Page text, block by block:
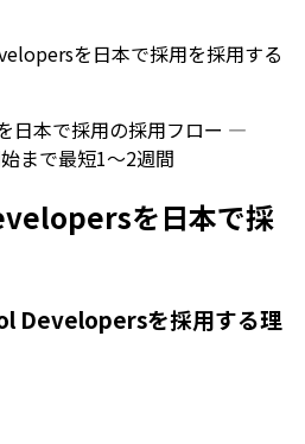
を日本で採用を採用する
日本で採用の採用フロー —
まで最短1〜2週間
を日本で採
Developersを採用する理